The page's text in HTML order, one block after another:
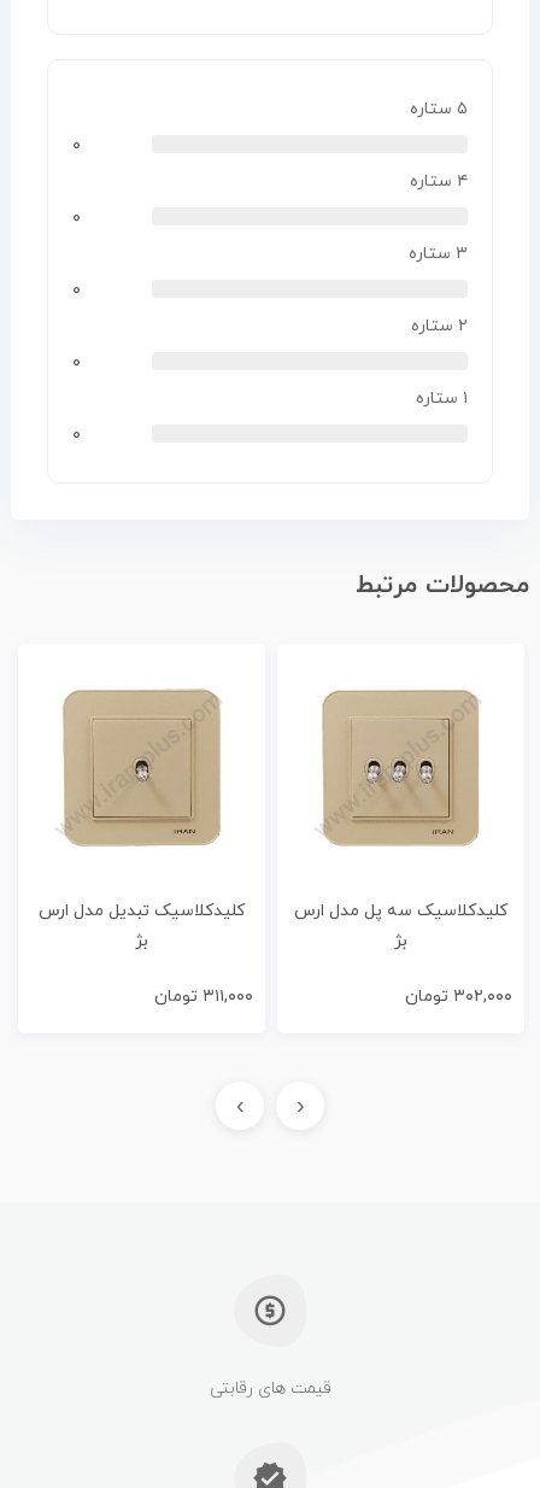
۵ ستاره
۰
۴ ستاره
۰
۳ ستاره
۰
۲ ستاره
۰
۱ ستاره
۰
محصولات مرتبط
کلیدکلاسیک سه پل مدل ارس
بژ
۳۰۲,۰۰۰ تومان
کلیدکلاسیک تبدیل مدل ارس
بژ
۳۱۱,۰۰۰ تومان
‹
›
قیمت های رقابتی